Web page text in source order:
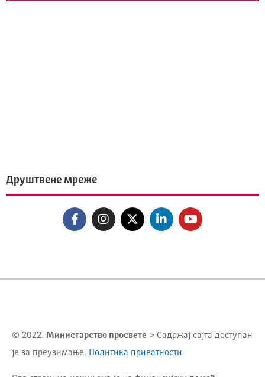
Друштвене мреже
© 2022. Министарство просвете > Садржај сајта доступан
је за преузимање. Политика приватности